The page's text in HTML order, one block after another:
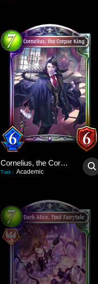
Cornelius, the Corpse King
Trait : Academic